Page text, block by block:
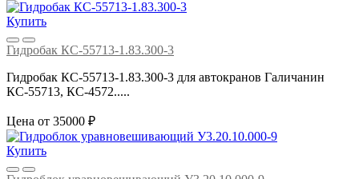
Купить
Гидробак КС-55713-1.83.300-3
Гидробак КС-55713-1.83.300-3 для автокранов Галичанин
КС-55713, КС-4572.....
Цена от 35000 ₽
Купить